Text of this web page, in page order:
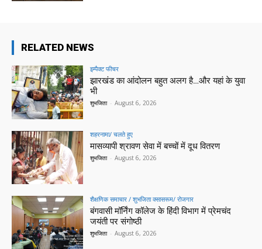
RELATED NEWS
इम्पैक्ट फीचर
झारखंड का आंदोलन बहुत अलग है…और यहां के युवा
भी
शुभजिता - August 6, 2026
शहरनामा/ चलते हुए
मासव्यापी श्रावण सेवा में बच्चों में दूध वितरण
शुभजिता - August 6, 2026
शैक्षणिक समाचार / शुभजिता क्सासरूम/ रोजगार
बंगवासी मॉर्निंग कॉलेज के हिंदी विभाग में प्रेमचंद
जयंती पर संगोष्ठी
शुभजिता - August 6, 2026